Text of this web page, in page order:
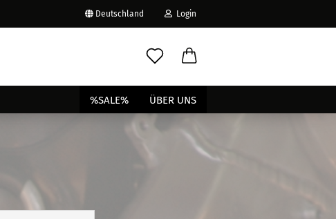
Deutschland Login
Konto erstellen
%SALE% ÜBER UNS